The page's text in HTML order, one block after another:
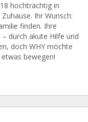
hochträchtig in
Ihr Wunsch:
finden. Ihre
durch akute Hilfe und
doch WHY möchte
bewegen!